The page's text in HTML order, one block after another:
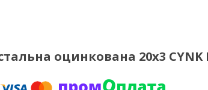
оцинкована 20х3 CYNK